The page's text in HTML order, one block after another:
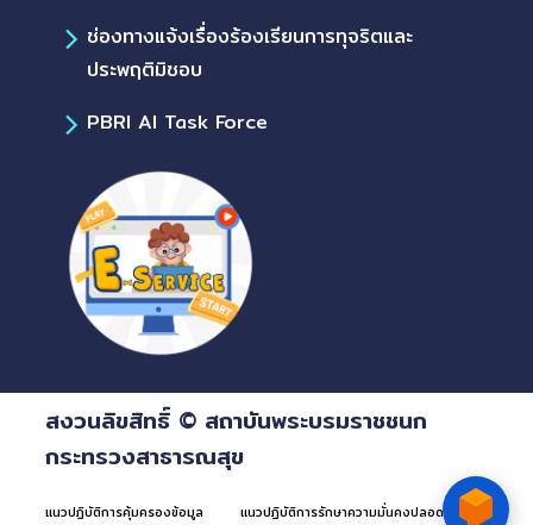
ช่องทางแจ้งเรื่องร้องเรียนการทุจริตและ
ประพฤติมิชอบ
PBRI AI Task Force
สงวนลิขสิทธิ์ © สถาบันพระบรมราชชนก
กระทรวงสาธารณสุข
แนวปฏิบัติการคุ้มครองข้อมูล แนวปฏิบัติการรักษาความมั่นคงปลอดภัยด้าน